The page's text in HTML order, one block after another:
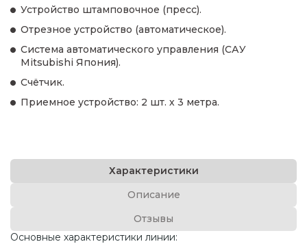
Устройство штамповочное (пресс).
Отрезное устройство (автоматическое).
Система автоматического управления (САУ
Mitsubishi Япония).
Счётчик.
Приемное устройство: 2 шт. х 3 метра.
Характеристики
Описание
Отзывы
Основные характеристики линии: